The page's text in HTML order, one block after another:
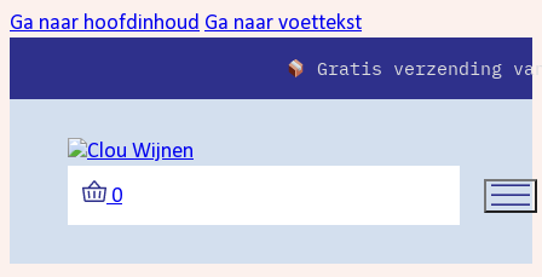
Ga naar hoofdinhoud Ga naar voettekst
Gratis verzending
0